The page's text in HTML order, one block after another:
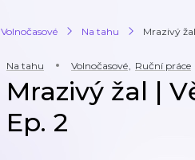
Volnočasové Na tahu Mrazivý
Na tahu Volnočasové, Ruční práce
Mrazivý žal |
Ep. 2